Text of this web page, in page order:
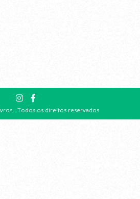
- Todos os direitos reservados